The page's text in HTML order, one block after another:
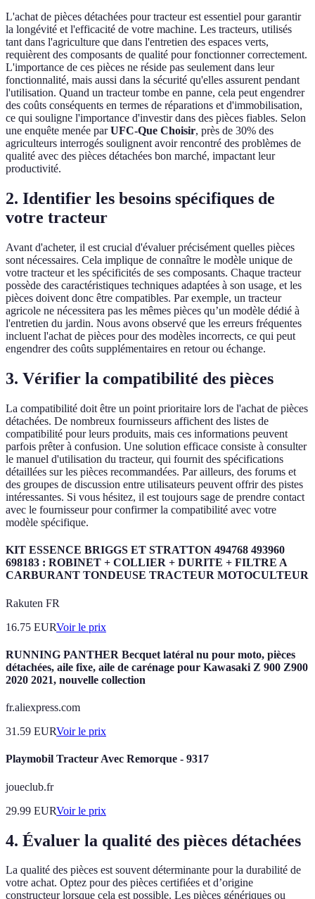
L'achat de pièces détachées pour tracteur est essentiel pour garantir
la longévité et l'efficacité de votre machine. Les tracteurs, utilisés
tant dans l'agriculture que dans l'entretien des espaces verts,
requièrent des composants de qualité pour fonctionner correctement.
L'importance de ces pièces ne réside pas seulement dans leur
fonctionnalité, mais aussi dans la sécurité qu'elles assurent pendant
l'utilisation. Quand un tracteur tombe en panne, cela peut engendrer
des coûts conséquents en termes de réparations et d'immobilisation,
ce qui souligne l'importance d'investir dans des pièces fiables. Selon
une enquête menée parUFC-Que Choisir, près de 30% des
agriculteurs interrogés soulignent avoir rencontré des problèmes de
qualité avec des pièces détachées bon marché, impactant leur
productivité.
2. Identifier les besoins spécifiques de
votre tracteur
Avant d'acheter, il est crucial d'évaluer précisément quelles pièces
sont nécessaires. Cela implique de connaître le modèle unique de
votre tracteur et les spécificités de ses composants. Chaque tracteur
possède des caractéristiques techniques adaptées à son usage, et les
pièces doivent donc être compatibles. Par exemple, un tracteur
agricole ne nécessitera pas les mêmes pièces qu’un modèle dédié à
l'entretien du jardin. Nous avons observé que les erreurs fréquentes
incluent l'achat de pièces pour des modèles incorrects, ce qui peut
engendrer des coûts supplémentaires en retour ou échange.
3. Vérifier la compatibilité des pièces
La compatibilité doit être un point prioritaire lors de l'achat de pièces
détachées. De nombreux fournisseurs affichent des listes de
compatibilité pour leurs produits, mais ces informations peuvent
parfois prêter à confusion. Une solution efficace consiste à consulter
le manuel d'utilisation du tracteur, qui fournit des spécifications
détaillées sur les pièces recommandées. Par ailleurs, des forums et
des groupes de discussion entre utilisateurs peuvent offrir des pistes
intéressantes. Si vous hésitez, il est toujours sage de prendre contact
avec le fournisseur pour confirmer la compatibilité avec votre
modèle spécifique.
KIT ESSENCE BRIGGS ET STRATTON 494768 493960
698183 : ROBINET + COLLIER + DURITE + FILTRE A
CARBURANT TONDEUSE TRACTEUR MOTOCULTEUR
Rakuten FR
16.75 EURVoir le prix
RUNNING PANTHER Becquet latéral nu pour moto, pièces
détachées, aile fixe, aile de carénage pour Kawasaki Z 900 Z900
2020 2021, nouvelle collection
fr.aliexpress.com
31.59 EURVoir le prix
Playmobil Tracteur Avec Remorque - 9317
joueclub.fr
29.99 EURVoir le prix
4. Évaluer la qualité des pièces détachées
La qualité des pièces est souvent déterminante pour la durabilité de
votre achat. Optez pour des pièces certifiées et d’origine
constructeur lorsque cela est possible. Les pièces génériques ou